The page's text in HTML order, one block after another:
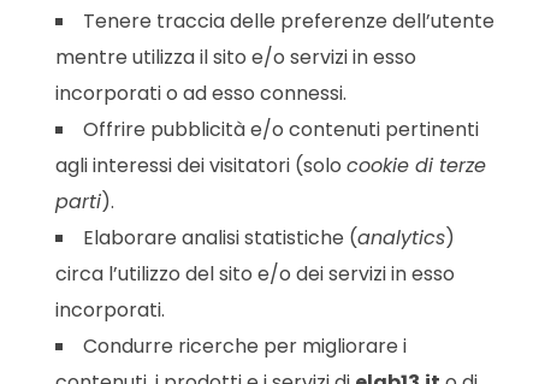
Tenere traccia delle preferenze dell’utente
mentre utilizza il sito e/o servizi in esso
incorporati o ad esso connessi.
Offrire pubblicità e/o contenuti pertinenti
agli interessi dei visitatori (solo cookie di terze
parti).
Elaborare analisi statistiche (analytics)
circa l’utilizzo del sito e/o dei servizi in esso
incorporati.
Condurre ricerche per migliorare i